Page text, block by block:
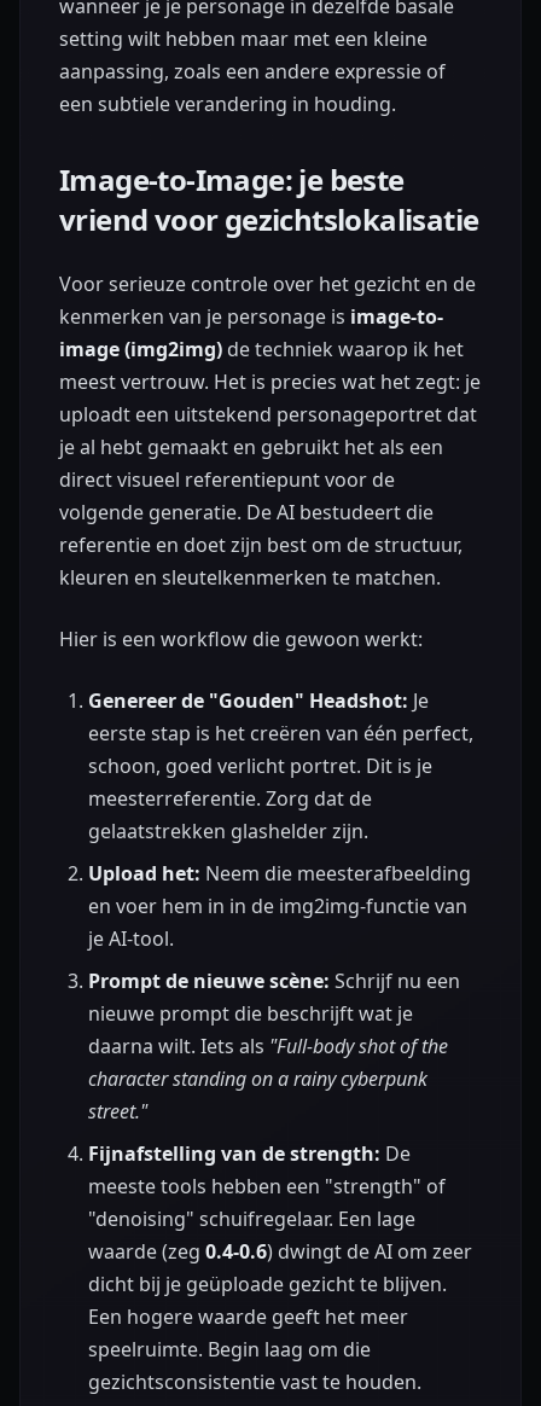
wanneer je je personage in dezelfde basale
setting wilt hebben maar met een kleine
aanpassing, zoals een andere expressie of
een subtiele verandering in houding.
Image-to-Image: je beste
vriend voor gezichtslokalisatie
Voor serieuze controle over het gezicht en de
kenmerken van je personage is image-to-
image (img2img) de techniek waarop ik het
meest vertrouw. Het is precies wat het zegt: je
uploadt een uitstekend personageportret dat
je al hebt gemaakt en gebruikt het als een
direct visueel referentiepunt voor de
volgende generatie. De AI bestudeert die
referentie en doet zijn best om de structuur,
kleuren en sleutelkenmerken te matchen.
Hier is een workflow die gewoon werkt:
Genereer de "Gouden" Headshot: Je
eerste stap is het creëren van één perfect,
schoon, goed verlicht portret. Dit is je
meesterreferentie. Zorg dat de
gelaatstrekken glashelder zijn.
Upload het: Neem die meesterafbeelding
en voer hem in in de img2img-functie van
je AI-tool.
Prompt de nieuwe scène: Schrijf nu een
nieuwe prompt die beschrijft wat je
daarna wilt. Iets als "Full-body shot of the
character standing on a rainy cyberpunk
street."
Fijnafstelling van de strength: De
meeste tools hebben een "strength" of
"denoising" schuifregelaar. Een lage
waarde (zeg 0.4-0.6) dwingt de AI om zeer
dicht bij je geüploade gezicht te blijven.
Een hogere waarde geeft het meer
speelruimte. Begin laag om die
gezichtsconsistentie vast te houden.